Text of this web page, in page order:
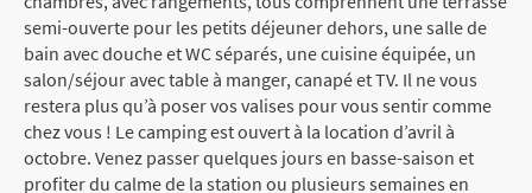
semi-ouverte pour les petits déjeuner dehors, une salle de
bain avec douche et WC séparés, une cuisine équipée, un
salon/séjour avec table à manger, canapé et TV. Il ne vous
restera plus qu’à poser vos valises pour vous sentir comme
chez vous ! Le camping est ouvert à la location d’avril à
octobre. Venez passer quelques jours en basse-saison et
profiter du calme de la station ou plusieurs semaines en